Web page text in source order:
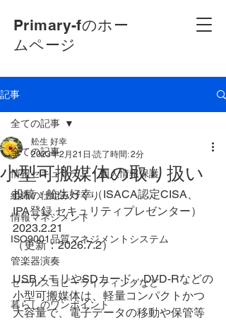
Primary-fのホー
ムページ
記事
全ての記事
情報セキュリティ・個人情報保護
組織の仕組みづくり
情報マネジメント
ISO9001品質マネジメントシステム
管楽器演奏
セールスコピーライティングなど
暮らしのワンポイント
全ての記事
小型可搬媒体の取り扱い
舩生 好幸
2023年2月21日 読了時間: 2分
投稿：舩生好幸（ISACA認定CISA、
IPA登録 セキュリティプレゼンター）
2023.2.21
（更新：2026.7.2）
USBメモリやSDカード、DVD-Rなどの
小型可搬媒体は、軽量コンパクトかつ
大容量で、電子データの移動や保管等